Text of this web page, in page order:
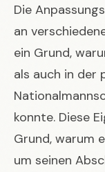
Die
an
ein Grund,
als auch in der
konnte. Diese
Grund, warum
um seinen